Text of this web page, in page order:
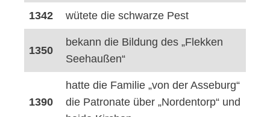
1342 wütete die schwarze Pest
1350
bekann die Bildung des „Flekken
Seehaußen“
1390
hatte die Familie „von der Asseburg“
die Patronate über „Nordentorp“ und